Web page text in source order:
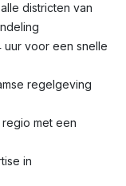
districten van
uur voor een snelle
regelgeving
met een
in